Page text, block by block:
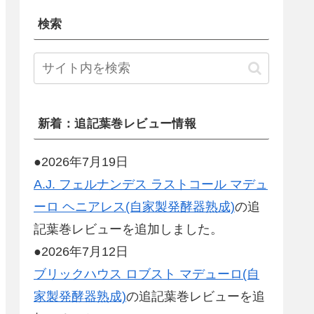
検索
新着：追記葉巻レビュー情報
●2026年7月19日
A.J. フェルナンデス ラストコール マデュ
ーロ ヘニアレス(自家製発酵器熟成)の追
記葉巻レビューを追加しました。
●2026年7月12日
ブリックハウス ロブスト マデューロ(自
家製発酵器熟成)の追記葉巻レビューを追